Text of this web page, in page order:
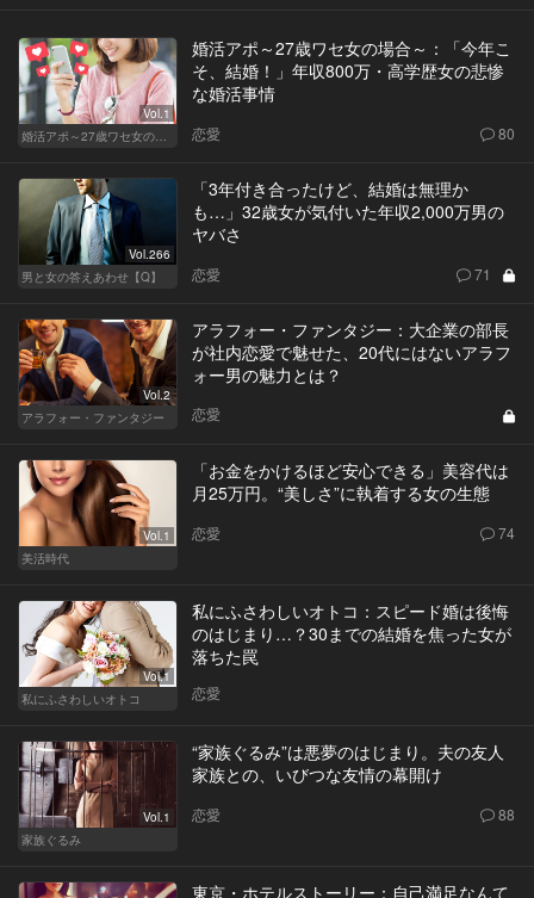
Vol.1
婚活アポ～27歳ワセ女の場合～
婚活アポ～27歳ワセ女の場合～：「今年こ
そ、結婚！」年収800万・高学歴女の悲惨
な婚活事情
恋愛 80
Vol.266
男と女の答えあわせ【Q】
「3年付き合ったけど、結婚は無理か
も…」32歳女が気付いた年収2,000万男の
ヤバさ
恋愛 71
Vol.2
アラフォー・ファンタジー
アラフォー・ファンタジー：大企業の部長
が社内恋愛で魅せた、20代にはないアラフ
ォー男の魅力とは？
恋愛
Vol.1
美活時代
「お金をかけるほど安心できる」美容代は
月25万円。“美しさ”に執着する女の生態
恋愛 74
Vol.1
私にふさわしいオトコ
私にふさわしいオトコ：スピード婚は後悔
のはじまり…？30までの結婚を焦った女が
落ちた罠
恋愛
Vol.1
家族ぐるみ
“家族ぐるみ”は悪夢のはじまり。夫の友人
家族との、いびつな友情の幕開け
恋愛 88
東京・ホテルストーリー：自己満足なんて